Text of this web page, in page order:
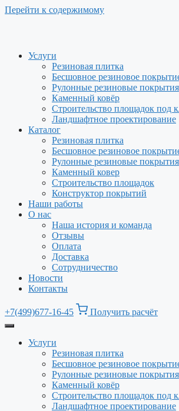
Перейти к содержимому
Услуги
Резиновая плитка
Бесшовное резиновое
Рулонные резиновые покрытия
Каменный ковёр
Строительство площадок под
Ландшафтное проектирование
Каталог
Резиновая плитка
Бесшовное резиновое
Рулонные резиновые покрытия
Каменный ковер
Строительство площадок
Конструктор покрытий
Наши работы
О нас
Наша история и команда
Отзывы
Оплата
Доставка
Сотрудничество
Новости
Контакты
+7(499)677-16-45 Получить расчёт
Услуги
Резиновая плитка
Бесшовное резиновое
Рулонные резиновые покрытия
Каменный ковёр
Строительство площадок под
Ландшафтное проектирование